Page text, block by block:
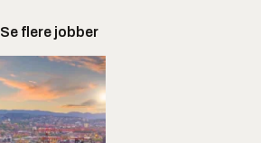
Se flere jobber